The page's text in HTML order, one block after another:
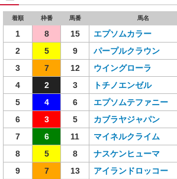
着順 枠番 馬番 馬名
1 8 15 エプソムカラー
2
5 9 パープルクラウン
3
7 12 ウイングローラ
4
2 3 トチノエンゼル
5
4 6 エプソムテファニー
6
3 5 カブラヤジャパン
7
6 11 マイネルクライム
8
5 8 ナスケンヒューマ
9
7 13 アイランドロッコー